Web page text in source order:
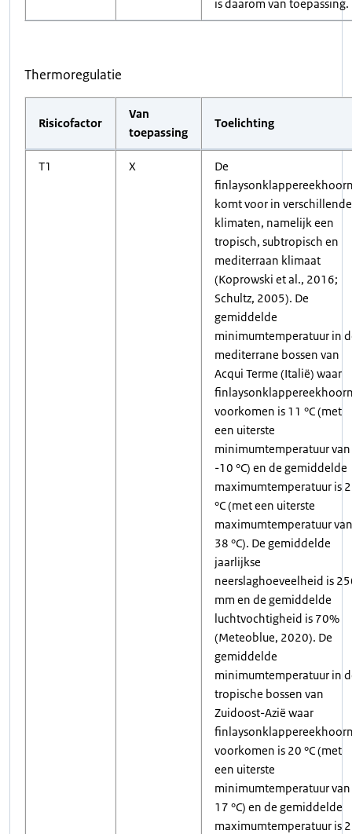
is daarom van toepassing.
Thermoregulatie
Risicofactor
Van
toepassing
Toelichting
T1 X
De
komt voor in verschillende
klimaten, namelijk een
tropisch, subtropisch en
mediterraan klimaat
(Koprowski et al., 2016;
Schultz, 2005). De
gemiddelde
minimumtemperatuur in
mediterrane bossen van
Acqui Terme (Italië) waar
voorkomen is 11 °C (met
een uiterste
minimumtemperatuur van
-10 °C) en de gemiddelde
maximumtemperatuur is
°C (met een uiterste
maximumtemperatuur van
38 °C). De gemiddelde
jaarlijkse
neerslaghoeveelheid is
mm en de gemiddelde
luchtvochtigheid is 70%
(Meteoblue, 2020). De
gemiddelde
minimumtemperatuur in
tropische bossen van
Zuidoost-Azië waar
voorkomen is 20 °C (met
een uiterste
minimumtemperatuur van
17 °C) en de gemiddelde
maximumtemperatuur is